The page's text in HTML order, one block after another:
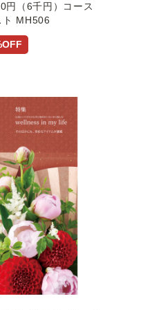
円（6千円）コース
ト MH506